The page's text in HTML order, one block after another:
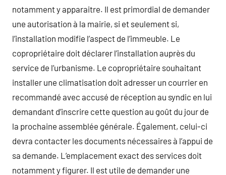
notamment y apparaitre. Il est primordial de demander
une autorisation à la mairie, si et seulement si,
l’installation modifie l’aspect de l’immeuble. Le
copropriétaire doit déclarer l’installation auprès du
service de l’urbanisme. Le copropriétaire souhaitant
installer une climatisation doit adresser un courrier en
recommandé avec accusé de réception au syndic en lui
demandant d’inscrire cette question au goût du jour de
la prochaine assemblée générale. Également, celui-ci
devra contacter les documents nécessaires à l’appui de
sa demande. L’emplacement exact des services doit
notamment y figurer. Il est utile de demander une